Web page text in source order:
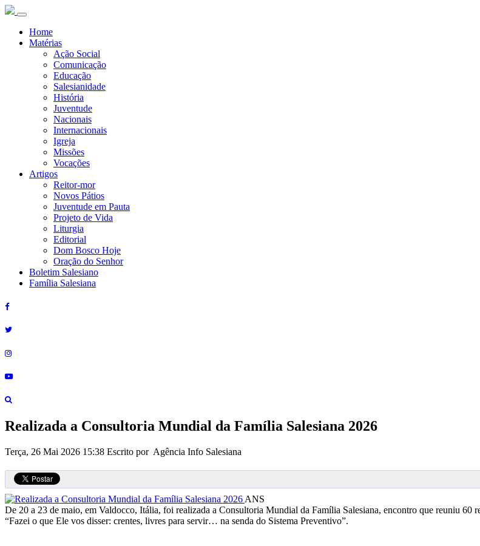
Home
Matérias
Ação Social
Comunicação
Educação
Salesianidade
História
Juventude
Nacionais
Internacionais
Igreja
Missões
Vocações
Artigos
Reitor-mor
Novos Pátios
Juventude em Pauta
Projeto de Vida
Liturgia
Editorial
Dom Bosco Hoje
Oração do Senhor
Boletim Salesiano
Família Salesiana
Realizada a Consultoria Mundial da Família Salesiana 2026
Terça, 26 Mai 2026 15:38 Escrito por Agência Info Salesiana
ANS
De 20 a 23 de maio, em Valdocco, Itália, foi realizada a Consultoria Mundial da Família Salesiana, encontro que reuniu 60
“Fazei o que Ele vos disser: crentes, livres para servir… na senda do Sistema Preventivo”.